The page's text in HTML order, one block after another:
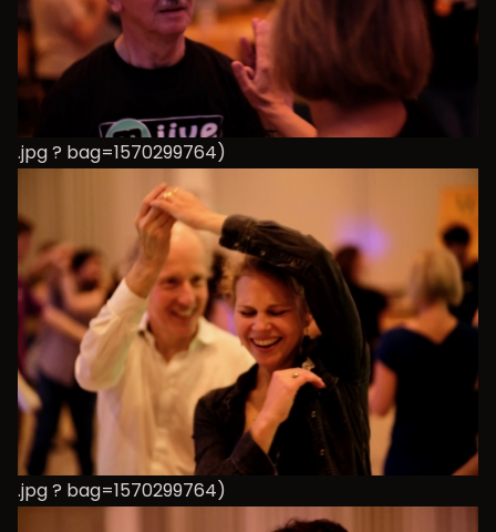
.jpg ? bag=1570299764)
.jpg ? bag=1570299764)